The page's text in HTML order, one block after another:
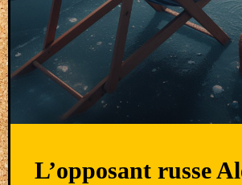
L’opposant russe